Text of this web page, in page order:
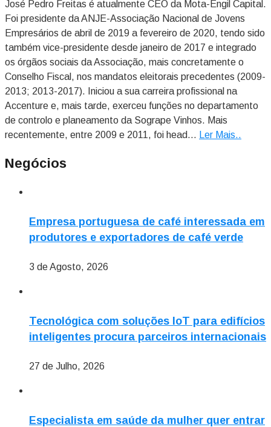
José Pedro Freitas é atualmente CEO da Mota-Engil Capital.
Foi presidente da ANJE-Associação Nacional de Jovens
Empresários de abril de 2019 a fevereiro de 2020, tendo sido
também vice-presidente desde janeiro de 2017 e integrado
os órgãos sociais da Associação, mais concretamente o
Conselho Fiscal, nos mandatos eleitorais precedentes (2009-
2013; 2013-2017). Iniciou a sua carreira profissional na
Accenture e, mais tarde, exerceu funções no departamento
de controlo e planeamento da Sogrape Vinhos. Mais
recentemente, entre 2009 e 2011, foi head...
Ler Mais..
Negócios
Empresa portuguesa de café interessada em
produtores e exportadores de café verde
3 de Agosto, 2026
Tecnológica com soluções IoT para edifícios
inteligentes procura parceiros internacionais
27 de Julho, 2026
Especialista em saúde da mulher quer entrar